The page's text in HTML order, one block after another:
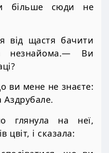
більше сюди не
від щастя бачити
незнайома.— Ви
ви мене не знаєте:
Аздрубале.
глянула на неї,
цвіт, і сказала: